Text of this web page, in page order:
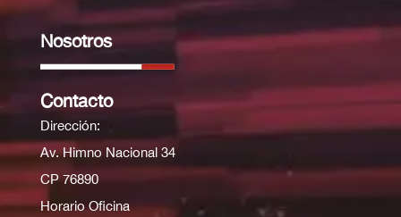
Nosotros
Contacto
Dirección:
Av. Himno Nacional 34
CP 76890
Horario Oficina